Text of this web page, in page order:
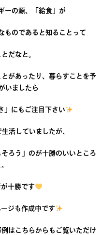
ーの源、「給食」が
ものであると知ることって
だなと。
があったり、暮らすことを予
いましたら
」にもご注目下さい
活していましたが、
ろう」のが十勝のいいところ
十勝です
ジも作成中です
はこちらからもご覧いただけ